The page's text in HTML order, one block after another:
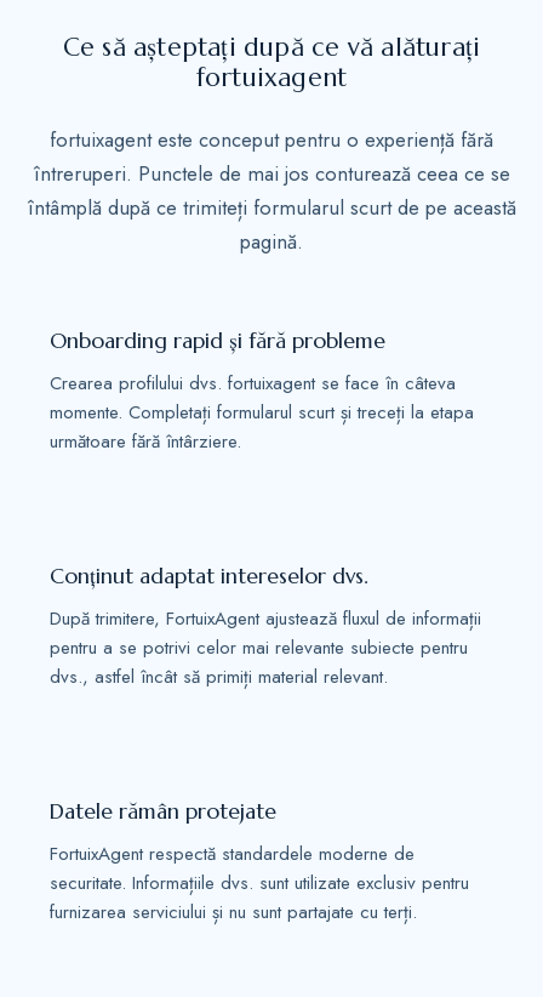
1
Ce să așteptați după ce vă alăturați
fortuixagent
fortuixagent este conceput pentru o experiență fără
întreruperi. Punctele de mai jos conturează ceea ce se
întâmplă după ce trimiteți formularul scurt de pe această
pagină.
Onboarding rapid și fără probleme
Crearea profilului dvs. fortuixagent se face în câteva
momente. Completați formularul scurt și treceți la etapa
următoare fără întârziere.
Conținut adaptat intereselor dvs.
După trimitere, FortuixAgent ajustează fluxul de informații
pentru a se potrivi celor mai relevante subiecte pentru
dvs., astfel încât să primiți material relevant.
Datele rămân protejate
FortuixAgent respectă standardele moderne de
securitate. Informațiile dvs. sunt utilizate exclusiv pentru
furnizarea serviciului și nu sunt partajate cu terți.